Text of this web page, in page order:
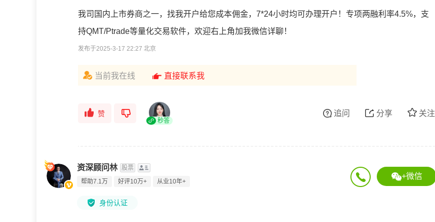
我司国内上市券商之一，找我开户给您成本佣金，7*24小时均可办理开户！专项两融利率4.5%，支
持QMT/Ptrade等量化交易软件，欢迎右上角加我微信详聊！
发布于2025-3-17 22:27 北京
当前我在线 直接联系我
赞
秒答
关注
分享
追问
+微信
资深顾问林 股票
帮助7.1万
好评10万+ 从业10年+
身份认证